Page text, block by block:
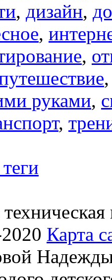
, дизайн,
,
,
руками,
,
Карта